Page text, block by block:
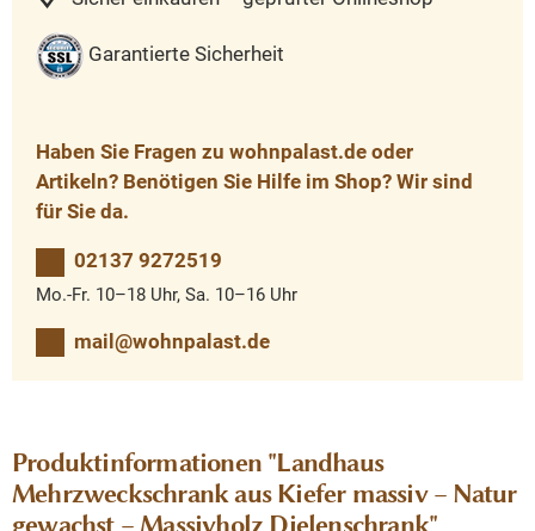
Garantierte Sicherheit
Haben Sie Fragen zu wohnpalast.de oder
Artikeln? Benötigen Sie Hilfe im Shop? Wir sind
für Sie da.
02137 9272519
Mo.-Fr. 10–18 Uhr, Sa. 10–16 Uhr
mail@wohnpalast.de
Produktinformationen "Landhaus
Mehrzweckschrank aus Kiefer massiv – Natur